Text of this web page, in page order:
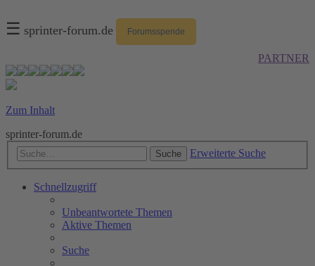
☰ sprinter-forum.de Forumsspende
PARTNER
Zum Inhalt
sprinter-forum.de
Suche Erweiterte Suche
Schnellzugriff
Unbeantwortete Themen
Aktive Themen
Suche